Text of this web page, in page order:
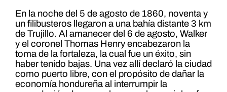
En la noche del 5 de agosto de 1860, noventa y
un filibusteros llegaron a una bahía distante 3 km
de Trujillo. Al amanecer del 6 de agosto, Walker
y el coronel Thomas Henry encabezaron la
toma de la fortaleza, la cual fue un éxito, sin
haber tenido bajas. Una vez allí declaró la ciudad
como puerto libre, con el propósito de dañar la
economía hondureña al interrumpir la